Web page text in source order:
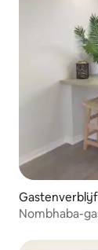
Nombhaba-